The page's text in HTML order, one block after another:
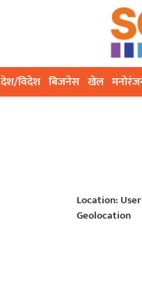
देश/विदेश बिजनेस खेल
Location:
Geolocation